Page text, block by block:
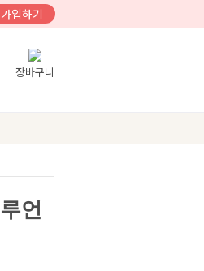
가입하기
장바구니
언